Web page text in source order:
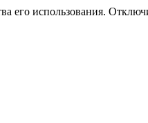
его использования.